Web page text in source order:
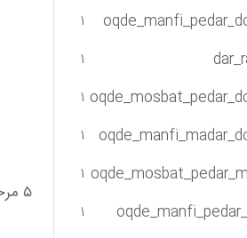
۱
۱
۱
۱
۱
۱
۵